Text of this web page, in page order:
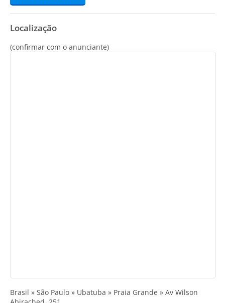
Localização
(confirmar com o anunciante)
Brasil » São Paulo » Ubatuba » Praia Grande » Av Wilson